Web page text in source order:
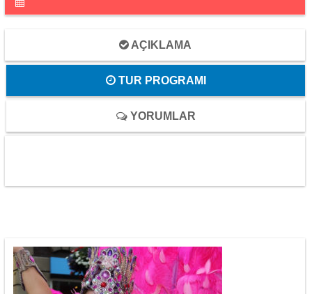
AÇIKLAMA
TUR PROGRAMI
YORUMLAR